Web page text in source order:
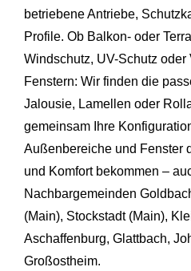
betriebene Antriebe,
Profile. Ob Balkon- oder
Windschutz, UV-Schutz oder
Fenstern: Wir finden die
Jalousie, Lamellen oder
gemeinsam Ihre
Außenbereiche und Fenster
und Komfort bekommen –
Nachbargemeinden
(Main), Stockstadt (Main),
Aschaffenburg, Glattbach,
Großostheim.